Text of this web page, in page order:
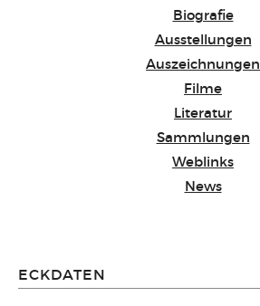
Biografie
Ausstellungen
Auszeichnungen
Filme
Literatur
Sammlungen
Weblinks
News
ECKDATEN